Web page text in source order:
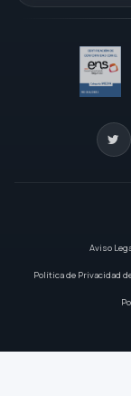
Aviso
Política de Privacidad